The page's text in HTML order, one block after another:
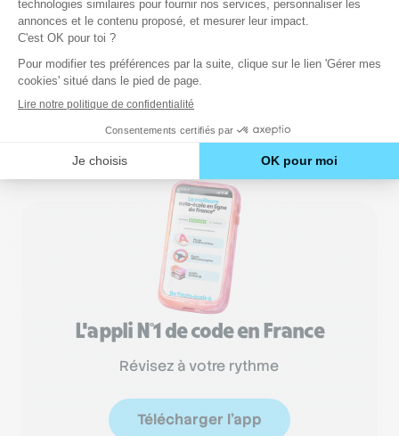
catégorie des cyclomoteurs ou des
motocyclettes. Par exemple, les conducteurs de
scooters de plus de 125 cm2 devront passer le
permis A, comme tous motards.
l’erreur désormais ! 😊
L'appli N°1 de code en France
Révisez à votre rythme
Télécharger l'app